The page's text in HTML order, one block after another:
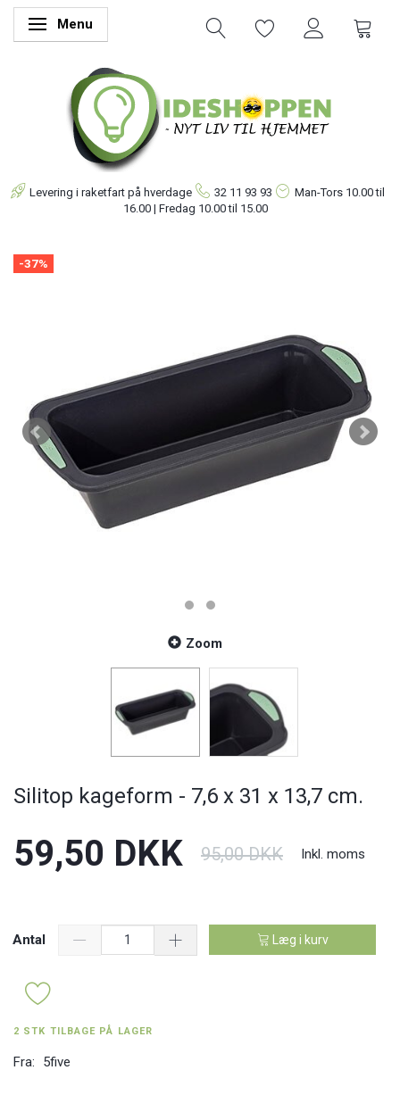
Skifte navigation
Menu
Levering i raketfart på hverdage 32 11 93 93 Man-Tors 10.00 til
16.00 | Fredag 10.00 til 15.00
-37%
Zoom
Silitop kageform - 7,6 x 31 x 13,7 cm.
59,50 DKK 95,00 DKK Inkl. moms
Antal Læg i kurv
2 STK TILBAGE PÅ LAGER
Fra: 5five